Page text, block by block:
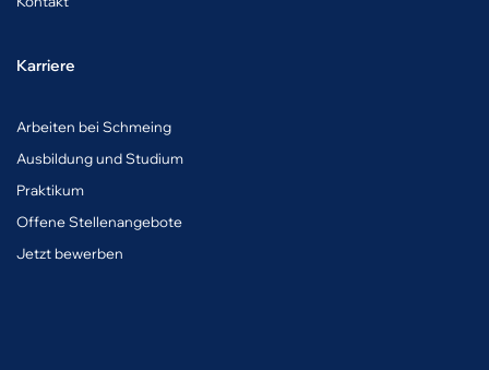
Karriere
Arbeiten bei Schmeing
Ausbildung und Studium
Praktikum
Offene Stellenangebote
Jetzt bewerben